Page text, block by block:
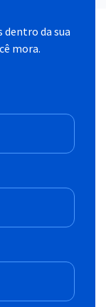
dentro da sua
mora.